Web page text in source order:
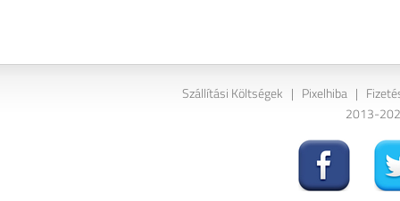
Szállítási Költségek | Pixelhiba |
2013-